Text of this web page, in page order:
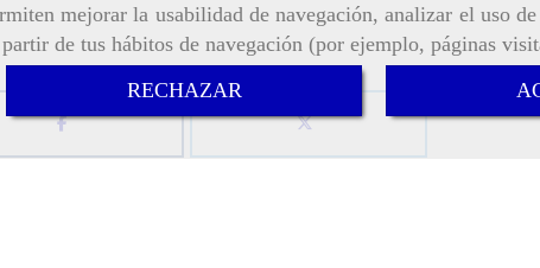
mejorar la usabilidad de navegación, analizar el uso
de tus hábitos de navegación (por ejemplo, páginas
RECHAZAR